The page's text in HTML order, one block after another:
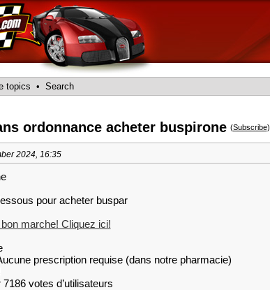
topics • Search
ordonnance acheter buspirone (Subscribe)
2024, 16:35
pour acheter buspar
marche! Cliquez ici!
prescription requise (dans notre pharmacie)
votes d’utilisateurs